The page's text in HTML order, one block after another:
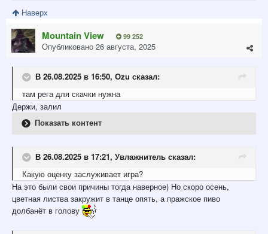
Наверх
Mountain View 99 252
Опубликовано 26 августа, 2025
В 26.08.2025 в 16:50, Ozu сказал:
там рега для скачки нужна
Держи, залил
Показать контент
В 26.08.2025 в 17:21, Увлажнитель сказал:
Какую оценку заслуживает игра?
На это были свои причины тогда наверное) Но скоро осень,
цветная листва закружит в танце опять, а пражское пиво
долбанёт в голову